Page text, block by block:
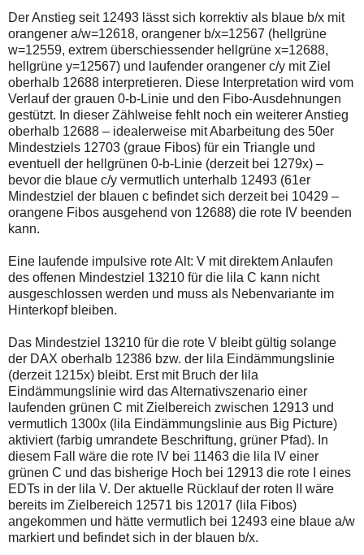
Post
auch
auf
der
Plattform
wallstreet-
online.de
verfügbar.
Der Anstieg seit 12493 lässt sich korrektiv als blaue b/x mit
orangener a/w=12618, orangener b/x=12567 (hellgrüne
w=12559, extrem überschiessender hellgrüne x=12688,
hellgrüne y=12567) und laufender orangener c/y mit Ziel
oberhalb 12688 interpretieren. Diese Interpretation wird vom
Verlauf der grauen 0-b-Linie und den Fibo-Ausdehnungen
gestützt. In dieser Zählweise fehlt noch ein weiterer Anstieg
oberhalb 12688 – idealerweise mit Abarbeitung des 50er
Mindestziels 12703 (graue Fibos) für ein Triangle und
eventuell der hellgrünen 0-b-Linie (derzeit bei 1279x) –
bevor die blaue c/y vermutlich unterhalb 12493 (61er
Mindestziel der blauen c befindet sich derzeit bei 10429 –
orangene Fibos ausgehend von 12688) die rote IV beenden
kann.
Eine laufende impulsive rote Alt: V mit direktem Anlaufen
des offenen Mindestziel 13210 für die lila C kann nicht
ausgeschlossen werden und muss als Nebenvariante im
Hinterkopf bleiben.
Das Mindestziel 13210 für die rote V bleibt gültig solange
der DAX oberhalb 12386 bzw. der lila Eindämmungslinie
(derzeit 1215x) bleibt. Erst mit Bruch der lila
Eindämmungslinie wird das Alternativszenario einer
laufenden grünen C mit Zielbereich zwischen 12913 und
vermutlich 1300x (lila Eindämmungslinie aus Big Picture)
aktiviert (farbig umrandete Beschriftung, grüner Pfad). In
diesem Fall wäre die rote IV bei 11463 die lila IV einer
grünen C und das bisherige Hoch bei 12913 die rote I eines
EDTs in der lila V. Der aktuelle Rücklauf der roten II wäre
bereits im Zielbereich 12571 bis 12017 (lila Fibos)
angekommen und hätte vermutlich bei 12493 eine blaue a/w
markiert und befindet sich in der blauen b/x.